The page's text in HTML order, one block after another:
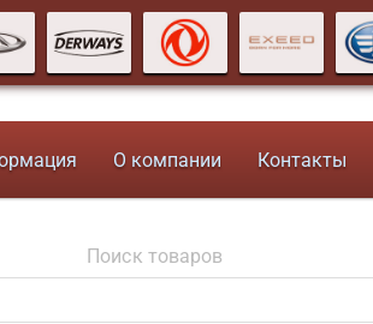
О компании Контакты